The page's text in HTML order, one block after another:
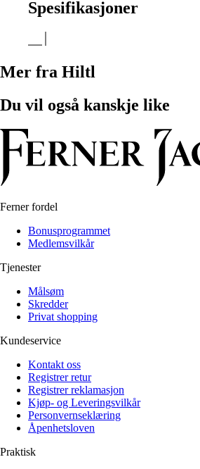
Spesifikasjoner
Mer fra Hiltl
Du vil også kanskje like
Ferner fordel
Bonusprogrammet
Medlemsvilkår
Tjenester
Målsøm
Skredder
Privat shopping
Kundeservice
Kontakt oss
Registrer retur
Registrer reklamasjon
Kjøp- og Leveringsvilkår
Personvernseklæring
Åpenhetsloven
Praktisk